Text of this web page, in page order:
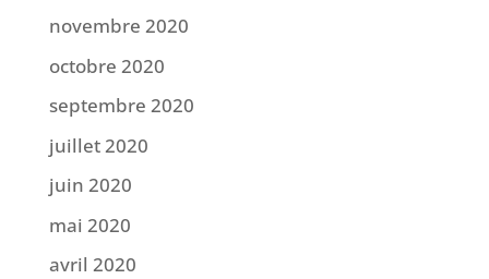
novembre 2020
octobre 2020
septembre 2020
juillet 2020
juin 2020
mai 2020
avril 2020